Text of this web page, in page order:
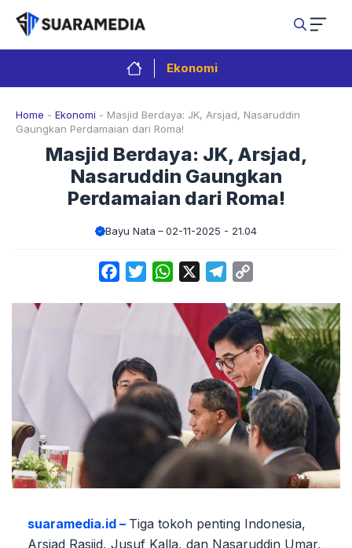
Langsung
isi
Ekonomi
Home - Ekonomi - Masjid Berdaya: JK, Arsjad, Nasaruddin
Gaungkan Perdamaian dari Roma!
Masjid Berdaya: JK, Arsjad,
Nasaruddin Gaungkan
Perdamaian dari Roma!
Bayu Nata 02-11-2025 - 21.04
FacebookTwitterWhatsApp Telegram
suaramedia.id – Tiga tokoh penting Indonesia,
Arsjad Rasjid, Jusuf Kalla, dan Nasaruddin Umar,